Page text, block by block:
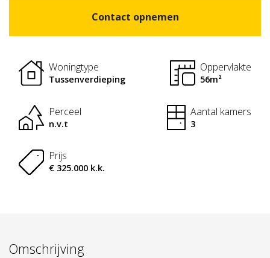
Contact opnemen
Woningtype
Tussenverdieping
Oppervlakte
56m²
Perceel
n.v.t
Aantal kamers
3
Prijs
€ 325.000 k.k.
Omschrijving